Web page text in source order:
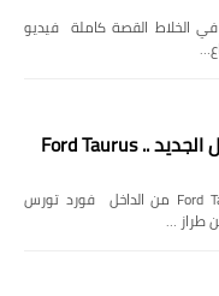
الخلاط القصة كاملة فيديو
اسعار تورس 2023 الشكل الجديد .. Ford Taurus
اسعار تورس 2023 الشكل الجديد .. Ford Taurus 2023 من الداخل فورد تورس